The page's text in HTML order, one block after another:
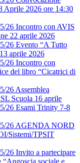
Aprile 2026 ore 14:30
26 Incontro con AVIS
22 aprile 2026
26 Evento “A Tutto
aprile 2026
26 Incontro con
del libro “Cicatrici di
26 Assemblea
Scuola 16 aprile
26 Esami Trinity 7-8
26 AGENDA NORD
Sistemi/TPSIT
26 Invito a partecipare